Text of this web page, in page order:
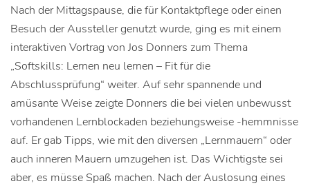
Nach der Mittagspause, die für Kontaktpflege oder einen
Besuch der Aussteller genutzt wurde, ging es mit einem
interaktiven Vortrag von Jos Donners zum Thema
„Softskills: Lernen neu lernen – Fit für die
Abschlussprüfung“ weiter. Auf sehr spannende und
amüsante Weise zeigte Donners die bei vielen unbewusst
vorhandenen Lernblockaden beziehungsweise -hemmnisse
auf. Er gab Tipps, wie mit den diversen „Lernmauern“ oder
auch inneren Mauern umzugehen ist. Das Wichtigste sei
aber, es müsse Spaß machen. Nach der Auslosung eines